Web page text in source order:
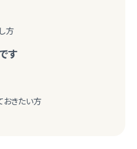
方
す
おきたい方